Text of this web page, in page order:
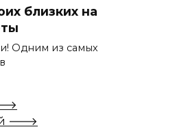
близких на
Одним из самых
🡒
🡒